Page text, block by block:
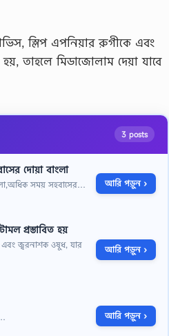
স্লিপ এপনিয়ার রুগীকে এবং
তাহলে মিডাজোলাম দেয়া যাবে
3 posts
দোয়া বাংলা
সময় সহবাসের… আরি পড়ুন ›
প্রস্তাবিত হয়
এবং জ্বরনাশক ওষুধ, যার
আরি পড়ুন ›
আরি পড়ুন ›